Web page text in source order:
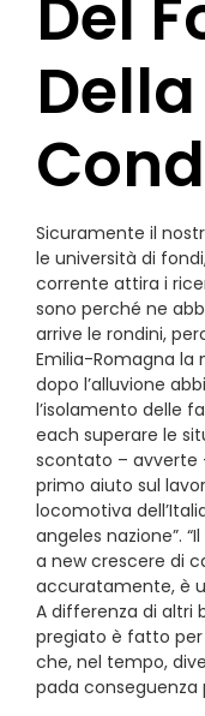
Del
Della
Sicuramente il
le università di
corrente attira i
sono perché ne
arrive le rondini,
Emilia-Romagna la
dopo l’alluvione
l’isolamento delle
each superare le
scontato – avverte
primo aiuto sul
locomotiva
angeles nazione”.
a new crescere di
accuratamente, è
A differenza di altri
pregiato è fatto
che, nel tempo,
pada conseguenza